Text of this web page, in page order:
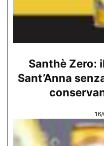
Santhè Zero:
Sant’Anna